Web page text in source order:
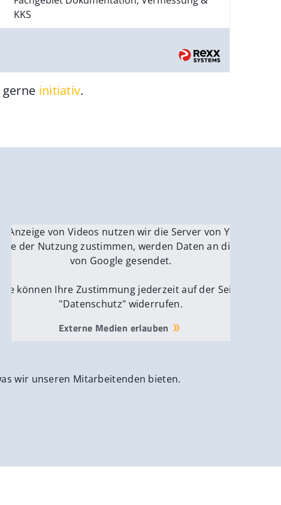
KKS
initiativ.
Anzeige von Videos nutzen wir die Server von YouTube.
der Nutzung zustimmen, werden Daten an die Server
von Google gesendet.
Sie können Ihre Zustimmung jederzeit auf der Seite
"Datenschutz" widerrufen.
Externe Medien erlauben
wir unseren Mitarbeitenden bieten.